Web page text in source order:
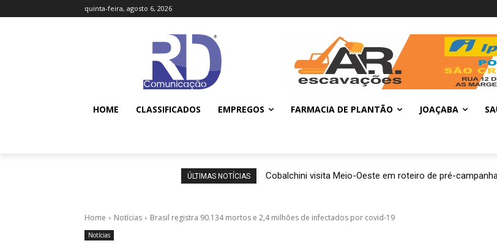
quinta-feira, agosto 6, 2026
HOME CLASSIFICADOS EMPREGOS FARMACIA DE PLANTÃO JOAÇABA
ÚLTIMAS NOTÍCIAS Cobalchini visita Meio-Oeste em roteiro de pré-
Home Notícias Brasil registra 90.134 mortos e 2,4 milhões de infectados por covid-19
Notícias